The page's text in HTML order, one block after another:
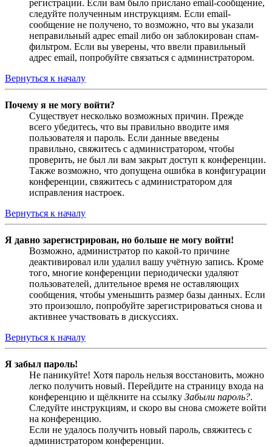
регистрации. Если вам было прислано email-сообщение,
следуйте полученным инструкциям. Если email-
сообщение не получено, то возможно, что вы указали
неправильный адрес email либо он заблокирован спам-
фильтром. Если вы уверены, что ввели правильный
адрес email, попробуйте связаться с администратором.
Вернуться к началу
Почему я не могу войти?
Существует несколько возможных причин. Прежде
всего убедитесь, что вы правильно вводите имя
пользователя и пароль. Если данные введены
правильно, свяжитесь с администратором, чтобы
проверить, не был ли вам закрыт доступ к конференции.
Также возможно, что допущена ошибка в конфигурации
конференции, свяжитесь с администратором для
исправления настроек.
Вернуться к началу
Я давно зарегистрирован, но больше не могу войти!
Возможно, администратор по какой-то причине
деактивировал или удалил вашу учётную запись. Кроме
того, многие конференции периодически удаляют
пользователей, длительное время не оставляющих
сообщения, чтобы уменьшить размер базы данных. Если
это произошло, попробуйте зарегистрироваться снова и
активнее участвовать в дискуссиях.
Вернуться к началу
Я забыл пароль!
Не паникуйте! Хотя пароль нельзя восстановить, можно
легко получить новый. Перейдите на страницу входа на
конференцию и щёлкните на ссылку Забыли пароль?.
Следуйте инструкциям, и скоро вы снова сможете войти
на конференцию.
Если не удалось получить новый пароль, свяжитесь с
администратором конференции.